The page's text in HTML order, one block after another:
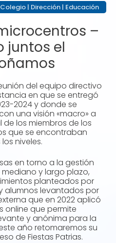
Colegio | Dirección | Educación
–
juntos el
del equipo directivo
en que se entregó
2024 y donde se
una visión «macro» a
los miembros de los
que se encontraban
niveles.
en torno a la gestión
y largo plazo,
planteados por
alumnos levantados por
que en 2022 aplicó
online que permite
y anónima para la
año retomaremos su
de Fiestas Patrias.